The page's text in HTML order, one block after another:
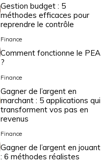
Gestion budget : 5
méthodes efficaces pour
reprendre le contrôle
Finance
Comment fonctionne le PEA
?
Finance
Gagner de l’argent en
marchant : 5 applications qui
transforment vos pas en
revenus
Finance
Gagner de l’argent en jouant
: 6 méthodes réalistes